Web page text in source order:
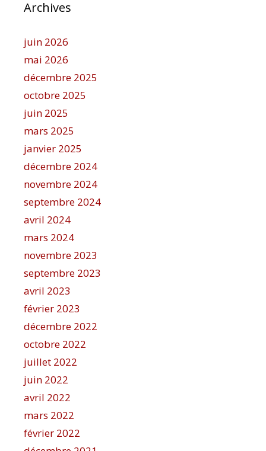
Archives
juin 2026
mai 2026
décembre 2025
octobre 2025
juin 2025
mars 2025
janvier 2025
décembre 2024
novembre 2024
septembre 2024
avril 2024
mars 2024
novembre 2023
septembre 2023
avril 2023
février 2023
décembre 2022
octobre 2022
juillet 2022
juin 2022
avril 2022
mars 2022
février 2022